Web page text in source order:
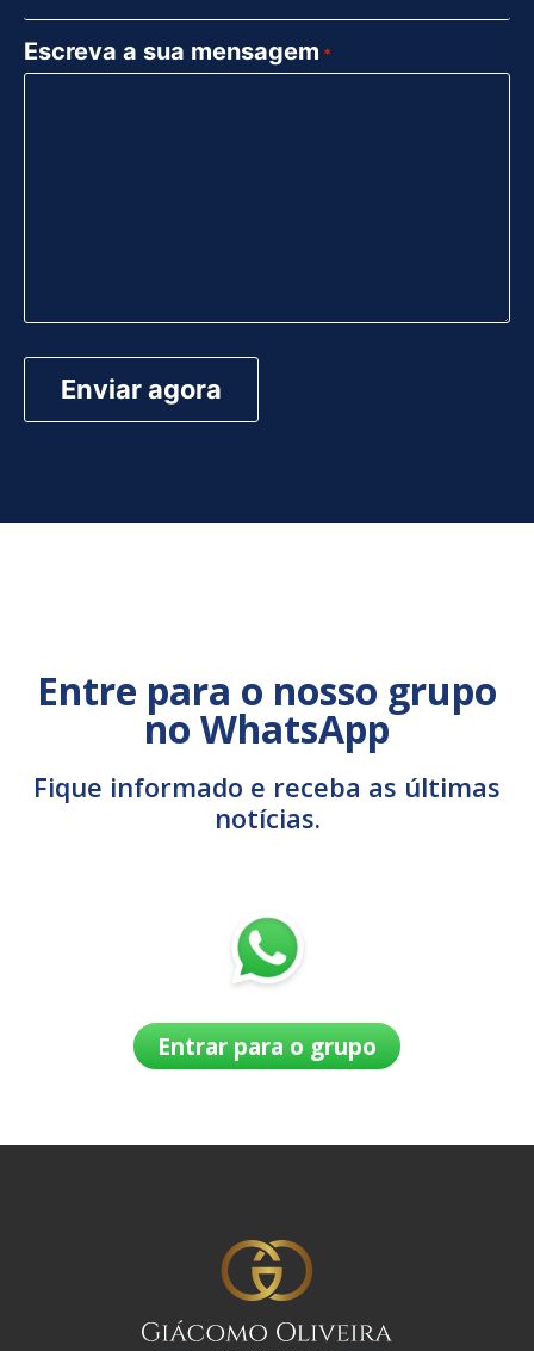
Escreva a sua mensagem *
Entre para o nosso grupo
no WhatsApp
Fique informado e receba as últimas
notícias.
Entrar para o grupo